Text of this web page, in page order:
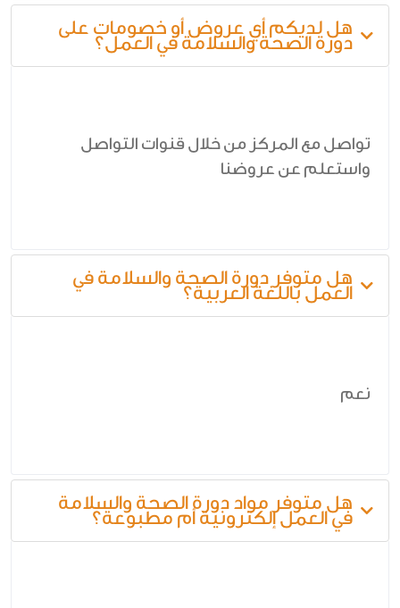
هل لديكم أي عروض أو خصومات على
دورة الصحة والسلامة في العمل؟
تواصل مع المركز من خلال قنوات التواصل
واستعلم عن عروضنا
هل متوفر دورة الصحة والسلامة في
العمل باللغة العربية؟
نعم
هل متوفر مواد دورة الصحة والسلامة
في العمل إلكترونية أم مطبوعة؟